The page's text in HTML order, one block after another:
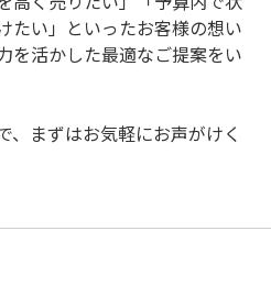
たい」といったお客様の想い
を活かした最適なご提案をい
、まずはお気軽にお声がけく